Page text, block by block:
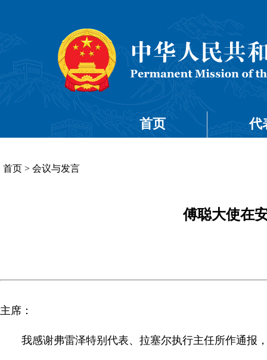
首页 代
首页 > 会议与发言
傅聪大使在
主席：
我感谢弗雷泽特别代表、拉塞尔执行主任所作通报